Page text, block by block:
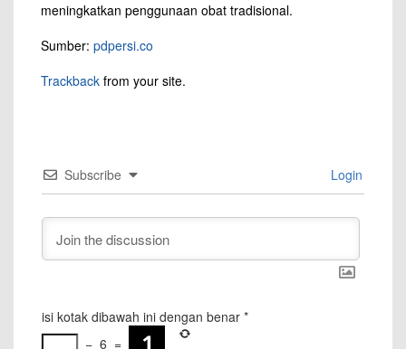
meningkatkan penggunaan obat tradisional.
Sumber: pdpersi.co
Trackback from your site.
Subscribe Login
isi kotak dibawah ini dengan benar *
− 6 =